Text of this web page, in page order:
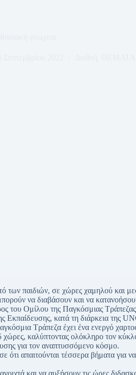
παιδιών, σε χώρες χαμηλού και
να διαβάσουν και να
του Ομίλου της Παγκόσμιας
κατά τη διάρκεια της
Τράπεζα έχει ένα ενεργό
καλύπτοντας ολόκληρο τον
για τον αναπτυσσόμενο κόσμο.
απαιτούνται τέσσερα βήματα για να
και να αυξήσουν τις ώρες